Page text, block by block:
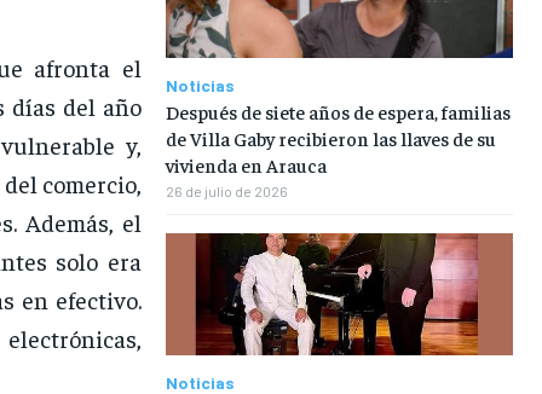
afronta el
días del año
y,
comercio,
Además, el
solo era
en efectivo.
Noticias
Después de siete años de espera, familias
de Villa Gaby recibieron las llaves de su
vivienda en Arauca
26 de julio de 2026
Noticias